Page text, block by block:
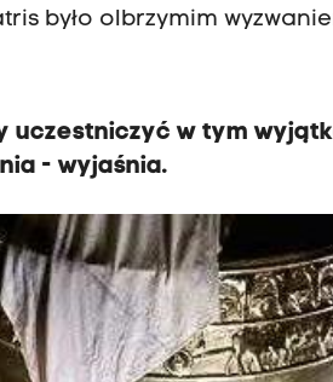
było olbrzymim
uczestniczyć w tym
- wyjaśnia.